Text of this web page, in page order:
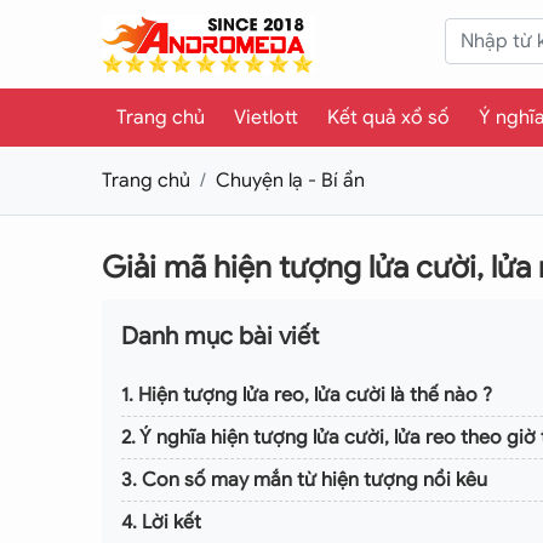
Trang chủ Vietlott Kết quả xổ số Ý
Trang chủ Chuyện lạ - Bí ẩn
Giải mã hiện tượng lửa cười,
Danh mục bài viết
1. Hiện tượng lửa reo, lửa cười là thế nào ?
2. Ý nghĩa hiện tượng lửa cười, lửa reo theo giờ
3. Con số may mắn từ hiện tượng nồi kêu
4. Lời kết